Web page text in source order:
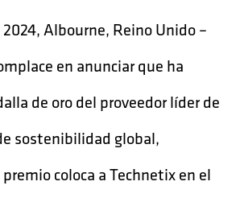
Albourne, Reino Unido –
en anunciar que ha
de oro del proveedor líder de
sostenibilidad global,
coloca a Technetix en el